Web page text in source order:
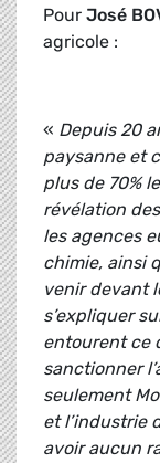
Pour José
agricole :
« Depuis 20
paysanne et
plus de 70%
révélation
les agences
chimie, ainsi
venir devant
s’expliquer
entourent ce
sanctionner
seulement
et l’industrie
avoir aucun